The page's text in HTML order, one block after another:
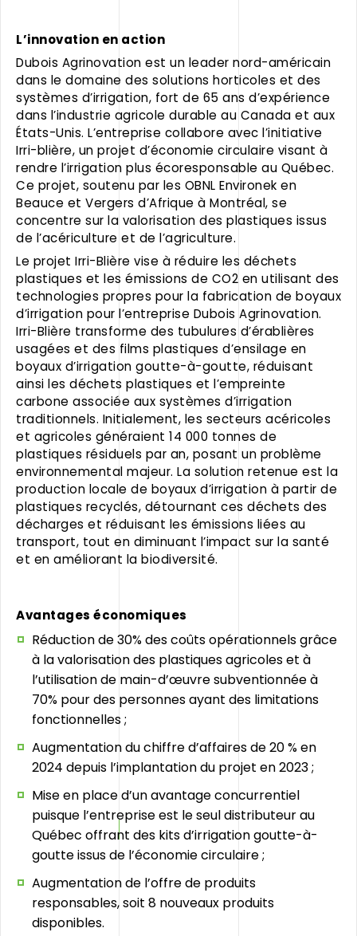
L’innovation en action
Dubois Agrinovation est un leader nord-américain
dans le domaine des solutions horticoles et des
systèmes d’irrigation, fort de 65 ans d’expérience
dans l’industrie agricole durable au Canada et aux
États-Unis. L’entreprise collabore avec l’initiative
Irri-blière, un projet d’économie circulaire visant à
rendre l’irrigation plus écoresponsable au Québec.
Ce projet, soutenu par les OBNL Environek en
Beauce et Vergers d’Afrique à Montréal, se
concentre sur la valorisation des plastiques issus
de l’acériculture et de l’agriculture.
Le projet Irri-Blière vise à réduire les déchets
plastiques et les émissions de CO2 en utilisant des
technologies propres pour la fabrication de boyaux
d’irrigation pour l’entreprise Dubois Agrinovation.
Irri-Blière transforme des tubulures d’érablières
usagées et des films plastiques d’ensilage en
boyaux d’irrigation goutte-à-goutte, réduisant
ainsi les déchets plastiques et l’empreinte
carbone associée aux systèmes d’irrigation
traditionnels. Initialement, les secteurs acéricoles
et agricoles généraient 14 000 tonnes de
plastiques résiduels par an, posant un problème
environnemental majeur. La solution retenue est la
production locale de boyaux d’irrigation à partir de
plastiques recyclés, détournant ces déchets des
décharges et réduisant les émissions liées au
transport, tout en diminuant l’impact sur la santé
et en améliorant la biodiversité.
Avantages économiques
Réduction de 30% des coûts opérationnels grâce
à la valorisation des plastiques agricoles et à
l’utilisation de main-d’œuvre subventionnée à
70% pour des personnes ayant des limitations
fonctionnelles ;
Augmentation du chiffre d’affaires de 20 % en
2024 depuis l’implantation du projet en 2023 ;
Mise en place d’un avantage concurrentiel
puisque l’entreprise est le seul distributeur au
Québec offrant des kits d’irrigation goutte-à-
goutte issus de l’économie circulaire ;
Augmentation de l’offre de produits
responsables, soit 8 nouveaux produits
disponibles.